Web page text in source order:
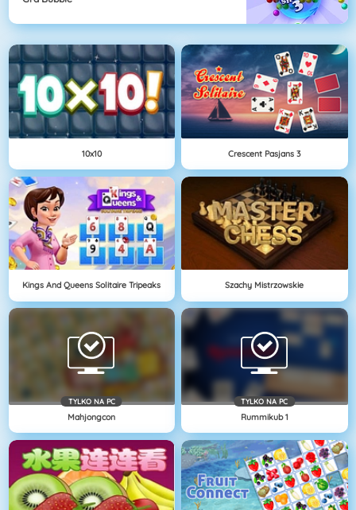
10x10 Crescent Pasjans 3
Kings And Queens Solitaire Tripeaks Szachy Mistrzowskie
TYLKO NA PC
Mahjongcon
TYLKO NA PC
Rummikub 1